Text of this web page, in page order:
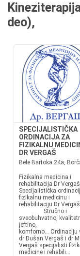
deo),
SPECIJALISTIČKA
ORDINACIJA ZA
FIZIKALNU
DR VERGAŠ
Bele Bartoka 24a,
Fizikalna medicina i
rehabilitacija Dr Vergaš
Specijalistička
fizikalnu medicinu i
rehabilitaciju Dr
Stručno i
sveobuhvatno,
jeftino,
komforno... Ordinaciju
dr Dušan Vergaš i dr
Vergaš specijalisti
medicine i rehabili...